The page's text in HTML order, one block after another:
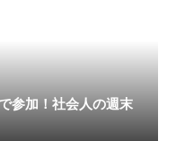
参加！社会人の週末